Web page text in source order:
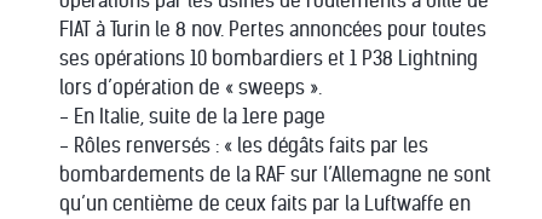
FIAT à Turin le 8 nov. Pertes annoncées pour toutes
ses opérations 10 bombardiers et 1 P38 Lightning
lors d’opération de « sweeps ».
- En Italie, suite de la 1ere page
- Rôles renversés : « les dégâts faits par les
bombardements de la RAF sur l’Allemagne ne sont
qu’un centième de ceux faits par la Luftwaffe en